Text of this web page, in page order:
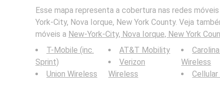
Esse mapa representa a cobertura nas redes móveis
York-City, Nova Iorque, New York County. Veja
móveis a New-York-City, Nova Iorque, New York
T-Mobile (inc.
Sprint)
Union Wireless
AT&T Mobility
Verizon
Wireless
Wireless
Cellular